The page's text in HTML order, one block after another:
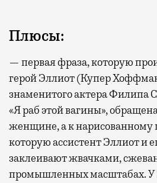
Плюсы:
— первая фраза, которую
герой Эллиот (Купер
знаменитого актера
«Я раб этой вагины»,
женщине, а к нарисованному
которую ассистент Эллиот и
заклеивают жвачками,
промышленных масштабах. У